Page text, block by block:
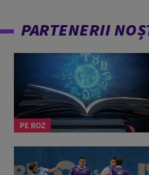
PARTENERII
PE ROZ